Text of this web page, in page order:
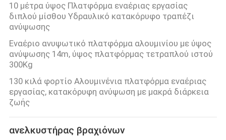
10 μέτρα ύψος Πλατφόρμα εναέριας εργασίας
διπλού μίσθου Υδραυλικό κατακόρυφο τραπέζι
ανύψωσης
Εναέριο ανυψωτικό πλατφόρμα αλουμινίου με ύψος
ανύψωσης 14m, ύψος πλατφόρμας τετραπλού ιστού
300Kg
130 κιλά φορτίο Αλουμινένια πλατφόρμα εναέριας
εργασίας, κατακόρυφη ανύψωση με μακρά διάρκεια
ζωής
ανελκυστήρας βραχιόνων